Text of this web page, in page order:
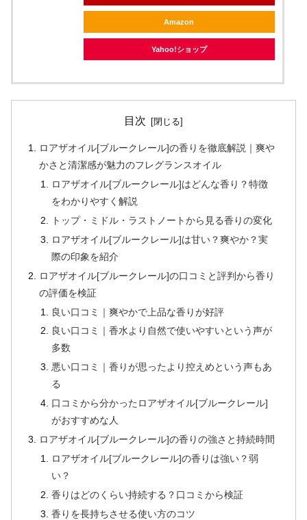
Amazon
Yahoo!ショップ
目次
ロアザオイル[ブルークレール]の香りを徹底解説｜爽や
かさと清潔感が魅力のフレグランスオイル
ロアザオイル[ブルークレール]はどんな香り？特徴
をわかりやすく解説
トップ・ミドル・ラストノートから見る香りの変化
ロアザオイル[ブルークレール]は甘い？爽やか？実
際の印象を紹介
ロアザオイル[ブルークレール]の口コミと評判から香り
の評価を検証
良い口コミ｜爽やかで上品な香りが好評
良い口コミ｜香水より自然で使いやすいという声が
多数
悪い口コミ｜香りが思ったより控えめという声もあ
る
口コミから分かったロアザオイル[ブルークレール]
がおすすめな人
ロアザオイル[ブルークレール]の香りの強さと持続時間
ロアザオイル[ブルークレール]の香りは強い？弱
い？
香りはどのくらい持続する？口コミから検証
香りを長持ちさせる使い方のコツ